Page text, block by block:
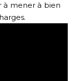
à mener à bien